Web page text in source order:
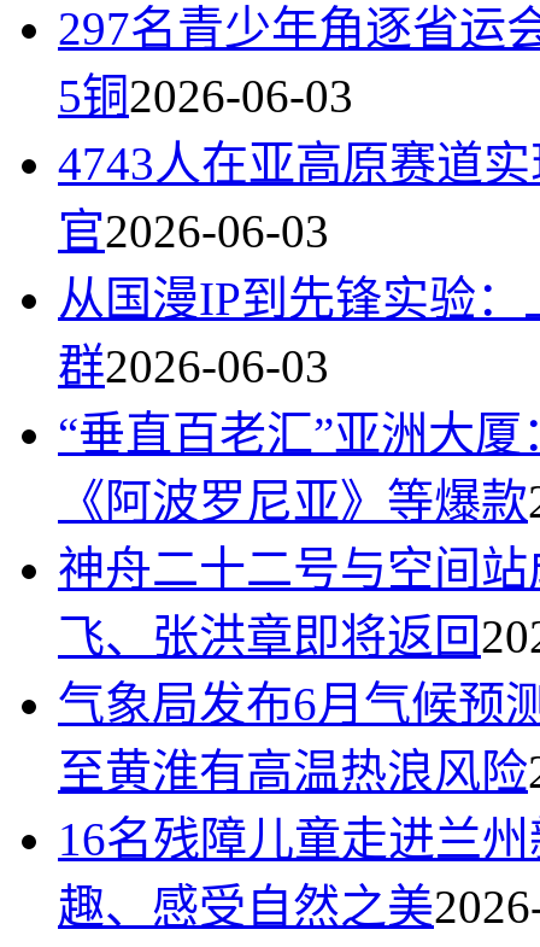
297名青少年角逐省运
5铜2026-06-03
4743人在亚高原赛道
官2026-06-03
从国漫IP到先锋实验
群2026-06-03
“垂直百老汇”亚洲大
《阿波罗尼亚》等爆款
神舟二十二号与空间
飞、张洪章即将返回
气象局发布6月气候预
至黄淮有高温热浪风险
16名残障儿童走进兰
趣、感受自然之美